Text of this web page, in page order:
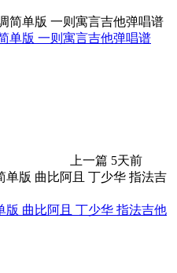
单版 一则寓言吉他弹唱谱
上一篇 5天前
版 曲比阿且 丁少华 指法吉他